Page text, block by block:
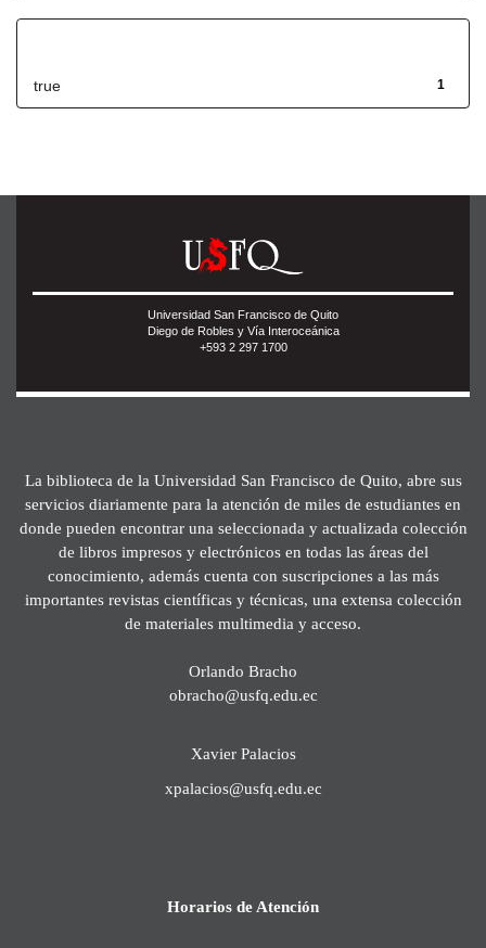
1
true
Universidad San Francisco de Quito
Diego de Robles y Vía Interoceánica
+593 2 297 1700
La biblioteca de la Universidad San Francisco de Quito, abre sus
servicios diariamente para la atención de miles de estudiantes en
donde pueden encontrar una seleccionada y actualizada colección
de libros impresos y electrónicos en todas las áreas del
conocimiento, además cuenta con suscripciones a las más
importantes revistas científicas y técnicas, una extensa colección
de materiales multimedia y acceso.
Orlando Bracho
obracho@usfq.edu.ec
Xavier Palacios
xpalacios@usfq.edu.ec
Horarios de Atención